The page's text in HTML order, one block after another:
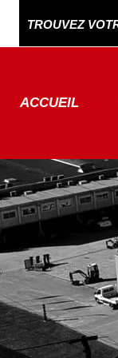
TROUVEZ
ACCUEIL